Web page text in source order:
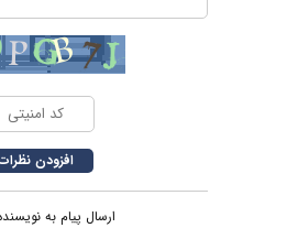
ارسال پیام به